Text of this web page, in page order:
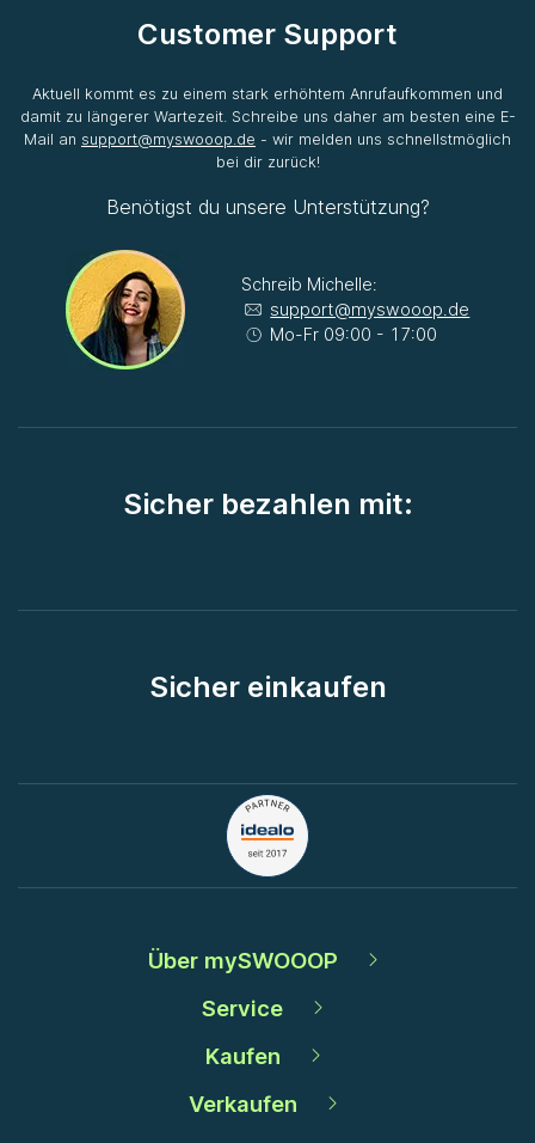
Customer Support
Aktuell kommt es zu einem stark erhöhtem Anrufaufkommen und
damit zu längerer Wartezeit. Schreibe uns daher am besten eine E-
Mail an support@myswooop.de - wir melden uns schnellstmöglich
bei dir zurück!
Benötigst du unsere Unterstützung?
Schreib Michelle:
support@myswooop.de
Mo-Fr 09:00 - 17:00
Sicher bezahlen mit:
Sicher einkaufen
Über mySWOOOP
Service
Kaufen
Verkaufen